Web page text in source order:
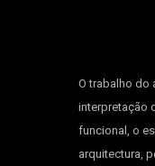
O trabalho do
interpretação
funcional, o
arquitectura,